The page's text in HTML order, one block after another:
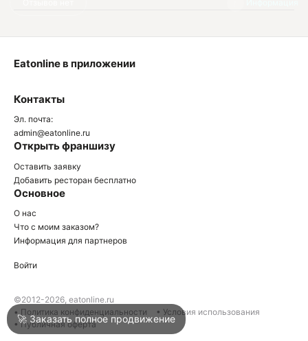
Войти
Написать в техподдержку
Контакты
Эл. почта:
admin@eatonline.ru
Открыть франшизу
Оставить заявку
Добавить ресторан бесплатно
Основное
О нас
Что с моим заказом?
Информация для партнеров
Eatonline в приложении
Войти
©2012-2026, eatonline.ru
• Политика конфиденциальности
• Условия использования
• Публичная оферта
🚀 Заказать полное продвижение